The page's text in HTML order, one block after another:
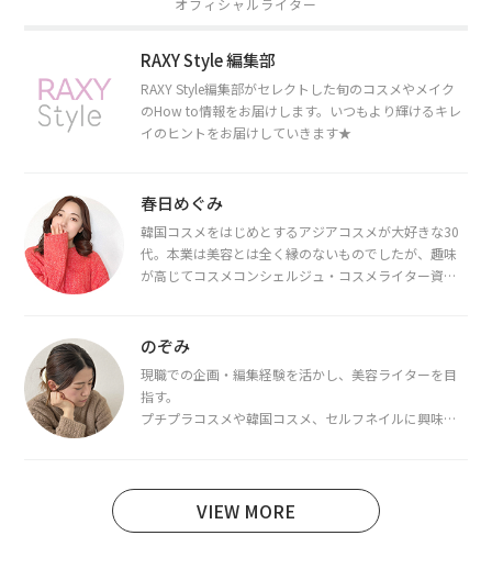
オフィシャルライター
RAXY Style 編集部
RAXY Style編集部がセレクトした旬のコスメやメイク
のHow to情報をお届けします。いつもより輝けるキレ
イのヒントをお届けしていきます★
春日めぐみ
韓国コスメをはじめとするアジアコスメが大好きな30
代。本業は美容とは全く縁のないものでしたが、趣味
が高じてコスメコンシェルジュ・コスメライター資格
断・骨格診断によるイメージコンサルティングも行っ
のぞみ
現職での企画・編集経験を活かし、美容ライターを目
指す。
プチプラコスメや韓国コスメ、セルフネイルに興味が
日本化粧品検定1級保有。
VIEW MORE